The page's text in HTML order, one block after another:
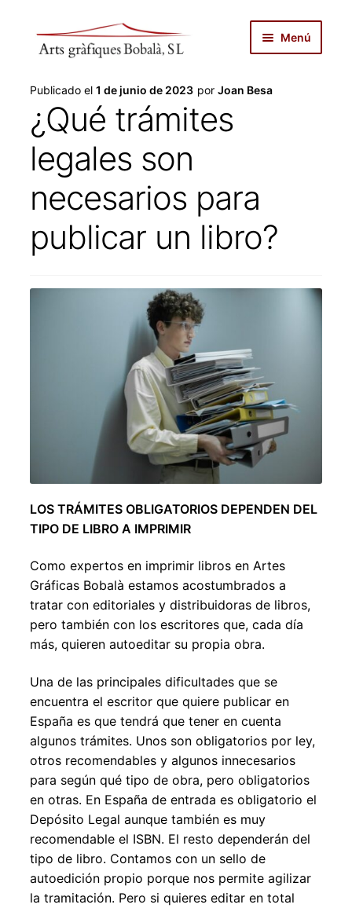
navegación
Menú
autopublicar
noticias
servicios
productos
tienda
menú
Publicado el 1 de junio de 2023 por Joan Besa
¿Qué trámites
legales son
necesarios para
publicar un libro?
LOS TRÁMITES OBLIGATORIOS DEPENDEN DEL
TIPO DE LIBRO A IMPRIMIR
Como expertos en imprimir libros en Artes
Gráficas Bobalà estamos acostumbrados a
tratar con editoriales y distribuidoras de libros,
pero también con los escritores que, cada día
más, quieren autoeditar su propia obra.
Una de las principales dificultades que se
encuentra el escritor que quiere publicar en
España es que tendrá que tener en cuenta
algunos trámites. Unos son obligatorios por ley,
otros recomendables y algunos innecesarios
para según qué tipo de obra, pero obligatorios
en otras. En España de entrada es obligatorio el
Depósito Legal aunque también es muy
recomendable el ISBN. El resto dependerán del
tipo de libro. Contamos con un sello de
autoedición propio porque nos permite agilizar
la tramitación. Pero si quieres editar en total